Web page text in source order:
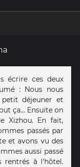
écrire ces deux
: Nous nous
déjeuner et
ça... Ensuite on
Xizhou. En fait,
passés par
et avons vu des
aussi passé
rentrés à l'hôtel.